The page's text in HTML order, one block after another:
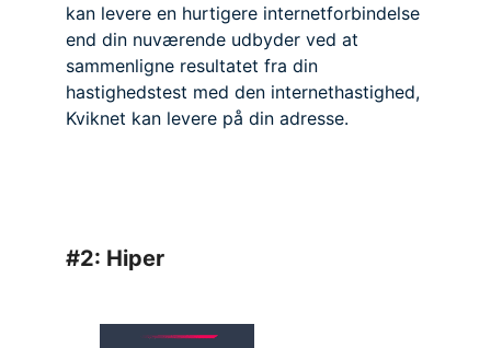
kan levere en hurtigere internetforbindelse
end din nuværende udbyder ved at
sammenligne resultatet fra din
hastighedstest med den internethastighed,
Kviknet kan levere på din adresse.
#2: Hiper